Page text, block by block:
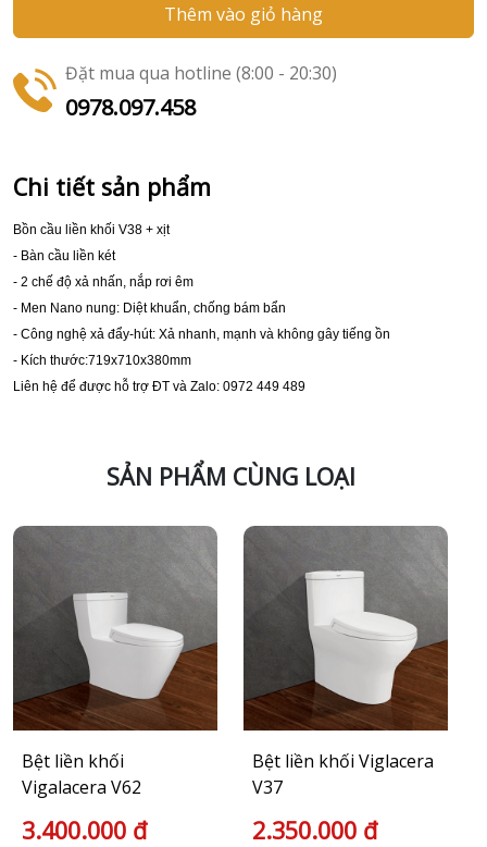
Thêm vào giỏ hàng
Đặt mua qua hotline (8:00 - 20:30)
0978.097.458
Chi tiết sản phẩm
Bồn cầu liền khối V38 + xịt
- Bàn cầu liền két
- 2 chế độ xả nhấn, nắp rơi êm
- Men Nano nung: Diệt khuẩn, chống bám bẩn
- Công nghệ xả đẩy-hút: Xả nhanh, mạnh và không gây tiếng ồn
- Kích thước:719x710x380mm
Liên hệ để được hỗ trợ ĐT và Zalo: 0972 449 489
SẢN PHẨM CÙNG LOẠI
Bệt liền khối
Vigalacera V62
3.400.000 đ
Bệt liền khối Viglacera
V37
2.350.000 đ